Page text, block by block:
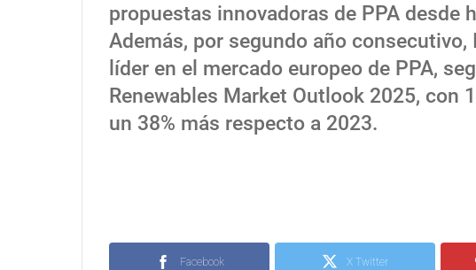
propuestas innovadoras de PPA desde
Además, por segundo año
líder en el mercado europeo de PPA,
Renewables Market Outlook 2025, con
un 38% más respecto a 2023.
Facebook X Twitter